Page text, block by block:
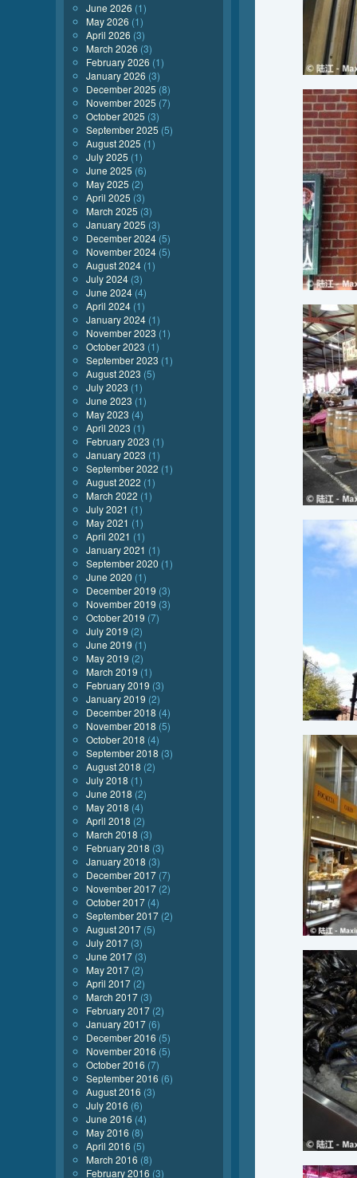
June 2026 (1)
May 2026 (1)
April 2026 (3)
March 2026 (3)
February 2026 (1)
January 2026 (3)
December 2025 (8)
November 2025 (7)
October 2025 (3)
September 2025 (5)
August 2025 (1)
July 2025 (1)
June 2025 (6)
May 2025 (2)
April 2025 (3)
March 2025 (3)
January 2025 (3)
December 2024 (5)
November 2024 (5)
August 2024 (1)
July 2024 (3)
June 2024 (4)
April 2024 (1)
January 2024 (1)
November 2023 (1)
October 2023 (1)
September 2023 (1)
August 2023 (5)
July 2023 (1)
June 2023 (1)
May 2023 (4)
April 2023 (1)
February 2023 (1)
January 2023 (1)
September 2022 (1)
August 2022 (1)
March 2022 (1)
July 2021 (1)
May 2021 (1)
April 2021 (1)
January 2021 (1)
September 2020 (1)
June 2020 (1)
December 2019 (3)
November 2019 (3)
October 2019 (7)
July 2019 (2)
June 2019 (1)
May 2019 (2)
March 2019 (1)
February 2019 (3)
January 2019 (2)
December 2018 (4)
November 2018 (5)
October 2018 (4)
September 2018 (3)
August 2018 (2)
July 2018 (1)
June 2018 (2)
May 2018 (4)
April 2018 (2)
March 2018 (3)
February 2018 (3)
January 2018 (3)
December 2017 (7)
November 2017 (2)
October 2017 (4)
September 2017 (2)
August 2017 (5)
July 2017 (3)
June 2017 (3)
May 2017 (2)
April 2017 (2)
March 2017 (3)
February 2017 (2)
January 2017 (6)
December 2016 (5)
November 2016 (5)
October 2016 (7)
September 2016 (6)
August 2016 (3)
July 2016 (6)
June 2016 (4)
May 2016 (8)
April 2016 (5)
March 2016 (8)
February 2016 (3)